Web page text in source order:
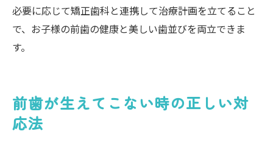
必要に応じて矯正歯科と連携して治療計画を立てること
で、お子様の前歯の健康と美しい歯並びを両立できま
す。
前歯が生えてこない時の正しい対
応法